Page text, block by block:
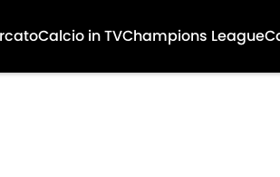
Calcio in TVChampions League